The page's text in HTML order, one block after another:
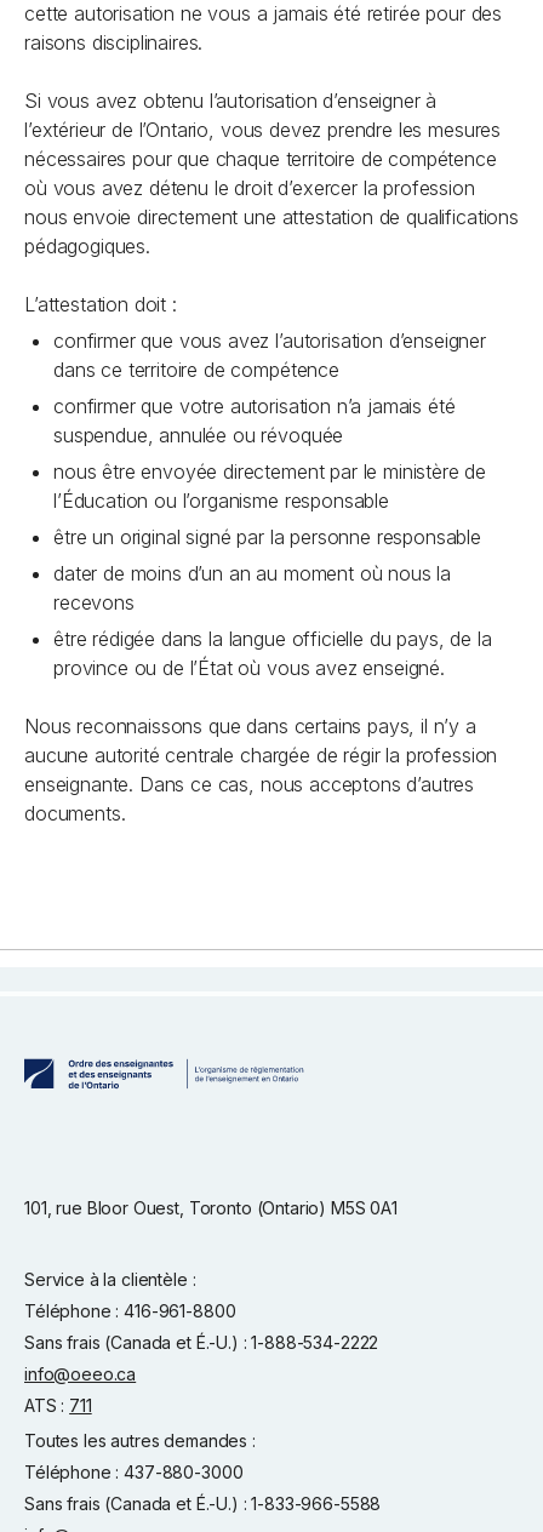
cette autorisation ne vous a jamais été retirée pour des
raisons disciplinaires.
Si vous avez obtenu l’autorisation d’enseigner à
l’extérieur de l’Ontario, vous devez prendre les mesures
nécessaires pour que chaque territoire de compétence
où vous avez détenu le droit d’exercer la profession
nous envoie directement une attestation de qualifications
pédagogiques.
L’attestation doit :
confirmer que vous avez l’autorisation d’enseigner
dans ce territoire de compétence
confirmer que votre autorisation n’a jamais été
suspendue, annulée ou révoquée
nous être envoyée directement par le ministère de
l’Éducation ou l’organisme responsable
être un original signé par la personne responsable
dater de moins d’un an au moment où nous la
recevons
être rédigée dans la langue officielle du pays, de la
province ou de l’État où vous avez enseigné.
Nous reconnaissons que dans certains pays, il n’y a
aucune autorité centrale chargée de régir la profession
enseignante. Dans ce cas, nous acceptons d’autres
documents.
101, rue Bloor Ouest, Toronto (Ontario) M5S 0A1
Service à la clientèle :
Téléphone : 416-961-8800
Sans frais (Canada et É.-U.) : 1-888-534-2222
info@oeeo.ca
ATS : 711
Toutes les autres demandes :
Téléphone : 437-880-3000
Sans frais (Canada et É.-U.) : 1-833-966-5588